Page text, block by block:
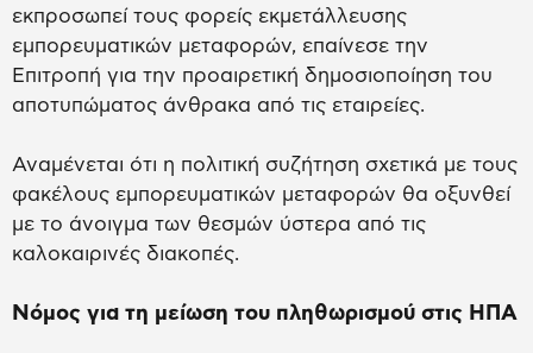
εκπροσωπεί τους φορείς εκμετάλλευσης
εμπορευματικών μεταφορών, επαίνεσε την
Επιτροπή για την προαιρετική δημοσιοποίηση του
αποτυπώματος άνθρακα από τις εταιρείες.
Αναμένεται ότι η πολιτική συζήτηση σχετικά με τους
φακέλους εμπορευματικών μεταφορών θα οξυνθεί
με το άνοιγμα των θεσμών ύστερα από τις
καλοκαιρινές διακοπές.
Νόμος για τη μείωση του πληθωρισμού στις ΗΠΑ